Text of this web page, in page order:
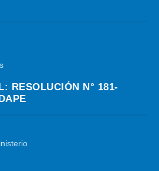
RESOLUCIÓN N° 181-